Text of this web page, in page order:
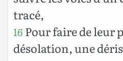
tracé,
16 Pour faire de leur
désolation, une